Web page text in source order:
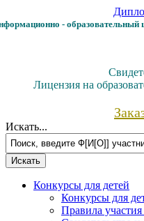
- образовательный
Лицензия на
Искать...
Конкурсы для детей
Конкурсы для
Правила участия